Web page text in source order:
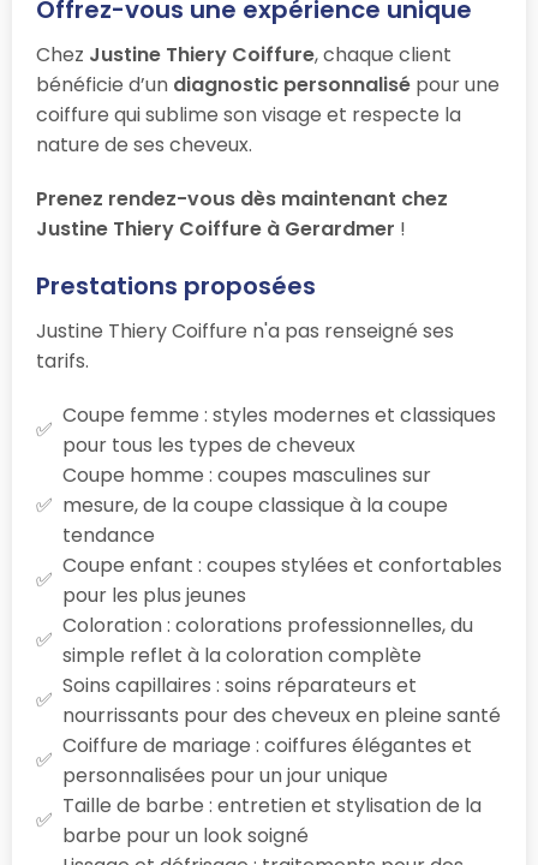
Offrez-vous une expérience unique
Chez Justine Thiery Coiffure, chaque client
bénéficie d’un diagnostic personnalisé pour une
coiffure qui sublime son visage et respecte la
nature de ses cheveux.
Prenez rendez-vous dès maintenant chez
Justine Thiery Coiffure à Gerardmer !
Prestations proposées
Justine Thiery Coiffure n'a pas renseigné ses
tarifs.
Coupe femme : styles modernes et classiques
pour tous les types de cheveux
Coupe homme : coupes masculines sur
mesure, de la coupe classique à la coupe
tendance
Coupe enfant : coupes stylées et confortables
pour les plus jeunes
Coloration : colorations professionnelles, du
simple reflet à la coloration complète
Soins capillaires : soins réparateurs et
nourrissants pour des cheveux en pleine santé
Coiffure de mariage : coiffures élégantes et
personnalisées pour un jour unique
Taille de barbe : entretien et stylisation de la
barbe pour un look soigné